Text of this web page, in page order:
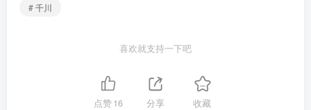
# 千川
喜欢就支持一下吧
点赞16 分享 收藏